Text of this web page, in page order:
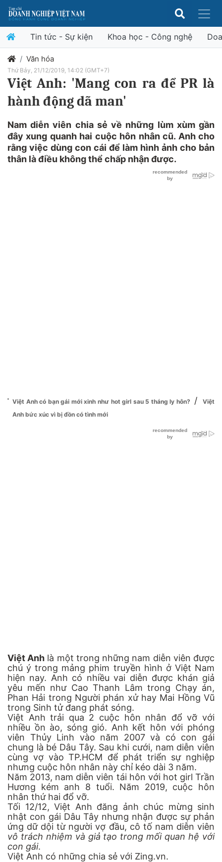
Tin tức - Sự kiện Khoa học - Công nghệ
Văn hóa
Thứ Bảy, 21/12/2019, 14:02 (GMT+7)
Việt Anh: 'Mang con ra để PR là
hành động dã man'
Nam diễn viên chia sẻ về những lùm xùm gần
đây xung quanh hai cuộc hôn nhân cũ. Anh cho
rằng việc dùng con cái để làm hình ảnh cho bản
thân là điều không thể chấp nhận được.
Việt Anh có bạn gái mới xinh như hot girl sau 5 tháng ly hôn? /
Việt
Anh bức xúc vì bị đồn có tình mới
Việt Anh là một trong những nam diễn viên được
chú ý trong mảng phim truyền hình ở Việt Nam
hiện nay. Anh có nhiều vai diễn được khán giả
yêu mến như Cao Thanh Lâm trong Chạy án,
Phan Hải trong Người phán xử hay Mai Hồng Vũ
trong Sinh tử đang phát sóng.
Việt Anh trải qua 2 cuộc hôn nhân đổ vỡ với
nhiều ồn ào, sóng gió. Anh kết hôn với phóng
viên Thủy Linh vào năm 2007 và có con gái
chung là bé Dâu Tây. Sau khi cưới, nam diễn viên
cùng vợ vào TP.HCM để phát triển sự nghiệp
nhưng cuộc hôn nhân này chỉ kéo dài 3 năm.
Năm 2013, nam diễn viên tái hôn với hot girl Trần
Hương kém anh 8 tuổi. Năm 2019, cuộc hôn
nhân thứ hai đổ vỡ.
Tối 12/12, Việt Anh đăng ảnh chúc mừng sinh
nhật con gái Dâu Tây nhưng nhận được sự phản
ứng dữ dội từ người vợ đầu, cô tố nam diễn viên
vô trách nhiệm và giả tạo trong mối quan hệ với
con gái.
Việt Anh có những chia sẻ với Zing.vn.